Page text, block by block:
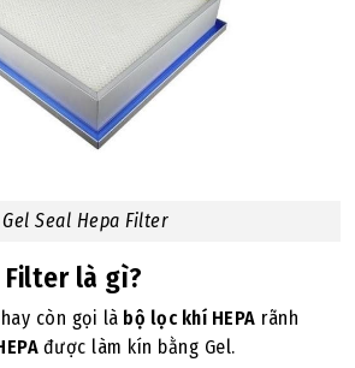
Gel Seal Hepa Filter
Filter là gì?
còn gọi là bộ lọc khí HEPA rãnh
được làm kín bằng Gel.